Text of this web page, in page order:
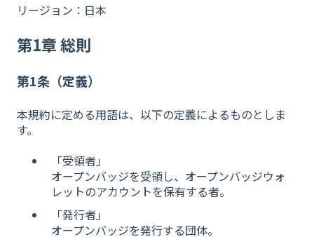
リージョン：日本
第1章 総則
第1条（定義）
本規約に定める用語は、以下の定義によるものとしま
す。
「受領者」
オープンバッジを受領し、オープンバッジウォ
レットのアカウントを保有する者。
「発行者」
オープンバッジを発行する団体。